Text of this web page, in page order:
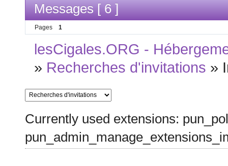
Messages [ 6 ]
Pages 1
lesCigales.ORG -
» Recherches d'invitations »
Currently used extensions: